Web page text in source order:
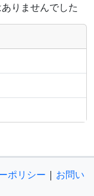
りませんでした
ポリシー | お問い